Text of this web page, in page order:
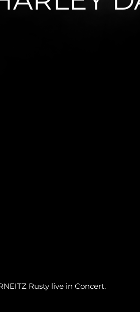
Rusty live in Concert.